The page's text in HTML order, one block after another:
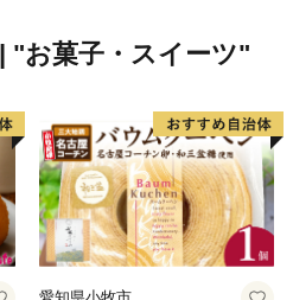
"お菓子・スイーツ"